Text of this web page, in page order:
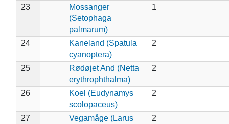
23
Mossanger
(Setophaga
palmarum)
1
24
Kaneland (Spatula
cyanoptera)
2
25
Rødøjet And (Netta
erythrophthalma)
2
26
Koel (Eudynamys
scolopaceus)
2
27
Vegamåge (Larus
2